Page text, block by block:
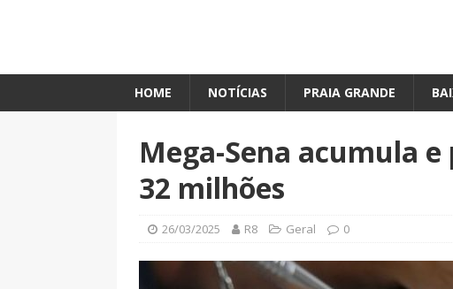
HOME NOTÍCIAS PRAIA GRANDE
Mega-Sena acumula
32 milhões
26/03/2025 R8 Geral 0